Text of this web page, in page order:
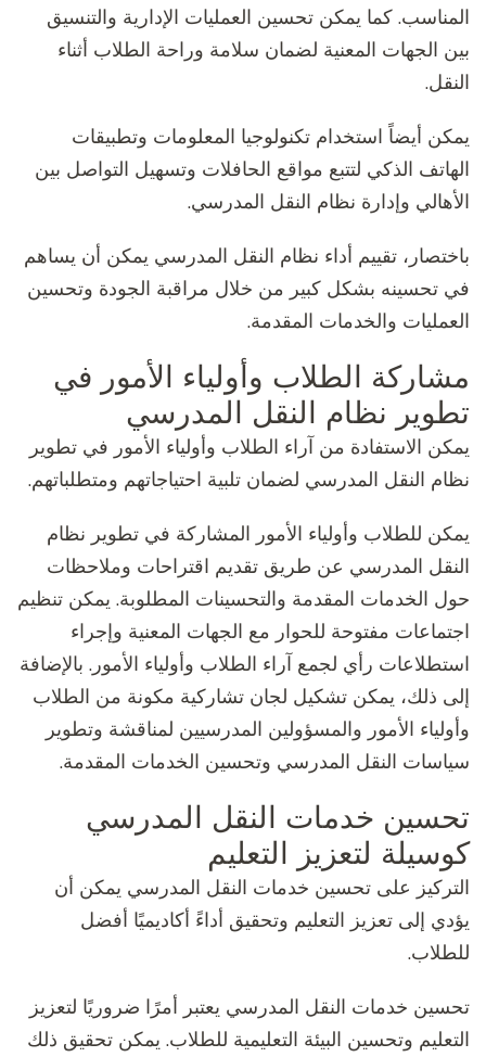
المناسب. كما يمكن تحسين العمليات الإدارية والتنسيق
بين الجهات المعنية لضمان سلامة وراحة الطلاب أثناء
النقل.
يمكن أيضاً استخدام تكنولوجيا المعلومات وتطبيقات
الهاتف الذكي لتتبع مواقع الحافلات وتسهيل التواصل بين
الأهالي وإدارة نظام النقل المدرسي.
باختصار، تقييم أداء نظام النقل المدرسي يمكن أن يساهم
في تحسينه بشكل كبير من خلال مراقبة الجودة وتحسين
العمليات والخدمات المقدمة.
مشاركة الطلاب وأولياء الأمور في
تطوير نظام النقل المدرسي
يمكن الاستفادة من آراء الطلاب وأولياء الأمور في تطوير
نظام النقل المدرسي لضمان تلبية احتياجاتهم ومتطلباتهم.
يمكن للطلاب وأولياء الأمور المشاركة في تطوير نظام
النقل المدرسي عن طريق تقديم اقتراحات وملاحظات
حول الخدمات المقدمة والتحسينات المطلوبة. يمكن تنظيم
اجتماعات مفتوحة للحوار مع الجهات المعنية وإجراء
استطلاعات رأي لجمع آراء الطلاب وأولياء الأمور. بالإضافة
إلى ذلك، يمكن تشكيل لجان تشاركية مكونة من الطلاب
وأولياء الأمور والمسؤولين المدرسيين لمناقشة وتطوير
سياسات النقل المدرسي وتحسين الخدمات المقدمة.
تحسين خدمات النقل المدرسي
كوسيلة لتعزيز التعليم
التركيز على تحسين خدمات النقل المدرسي يمكن أن
يؤدي إلى تعزيز التعليم وتحقيق أداءً أكاديميًا أفضل
للطلاب.
تحسين خدمات النقل المدرسي يعتبر أمرًا ضروريًا لتعزيز
التعليم وتحسين البيئة التعليمية للطلاب. يمكن تحقيق ذلك